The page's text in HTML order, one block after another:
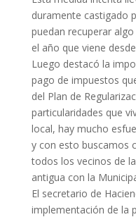
duramente castigado
puedan recuperar
el año que viene
Luego destacó la
pago de impuestos
del Plan de
particularidades que
local, hay mucho
y con esto buscamos
todos los vecinos de
antigua con la
El secretario de
implementación de la